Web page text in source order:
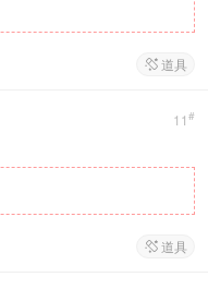
 道具
11 #
 道具